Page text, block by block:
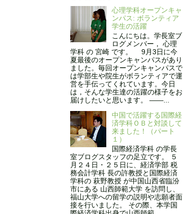
心理学科オープンキャ
ンパス: ボランティア
学生の活躍
こんにちは。学長室ブ
ログメンバー， 心理
学科 の 宮崎 です。 9月3日に今
夏最後のオープンキャンパスがあり
ました。毎回オープンキャンパスで
は学部生や院生がボランティアで運
営を手伝ってくれています。今日
は，そんな学生達の活躍の様子をお
届けしたいと思います。 ——...
中国で活躍する国際経
済学科ＯＢと対談して
来ました！（パート
１）
国際経済学科 の学長
室ブログスタッフの足立です。 ５
月２４日・２５日に、経済学部 税
務会計学科 長の許教授と国際経済
学科の 萩野教授 が中国山西省臨汾
市にある 山西師範大学 を訪問し、
福山大学への留学の説明や志願者面
接を行いました。 その際、本学国